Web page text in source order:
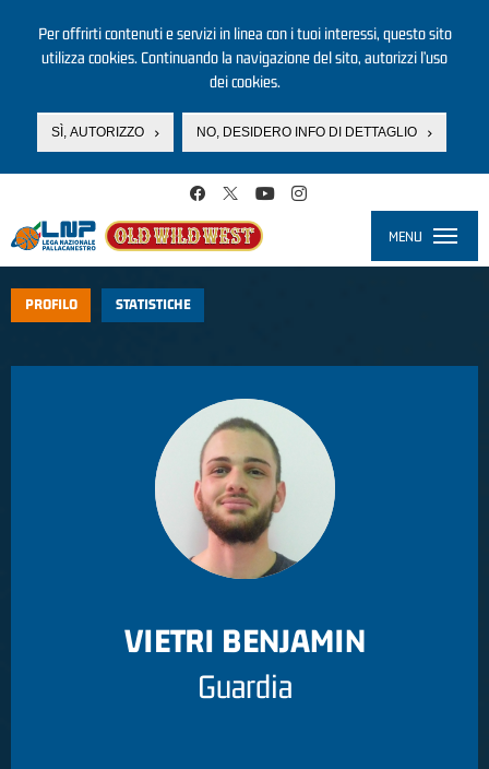
Per offrirti contenuti e servizi in linea con i tuoi interessi, questo sito
utilizza cookies. Continuando la navigazione del sito, autorizzi l’uso
dei cookies.
SÌ, AUTORIZZO NO, DESIDERO INFO DI DETTAGLIO
MENU
PROFILO STATISTICHE
VIETRI BENJAMIN
Guardia